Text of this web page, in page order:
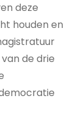
deze
houden en
de drie